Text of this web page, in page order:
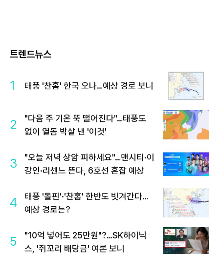
트렌드뉴스
1 태풍 '찬홈' 한국 오나…예상 경로 보니
2
"다음 주 기온 뚝 떨어진다"…태풍도
없이 열돔 박살 낸 '이것'
3
"오늘 저녁 상암 피하세요"…맨시티·이
강인·리센느 뜬다, 6호선 혼잡 예상
4
태풍 '돌핀'·'찬홈' 한반도 빗겨간다…
예상 경로는?
5
"10억 넣어도 25만원"?…SK하이닉
스, '쥐꼬리 배당금' 여론 보니